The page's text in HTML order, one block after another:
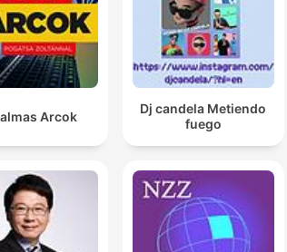
Arcok
Dj candela Metiendo
fuego